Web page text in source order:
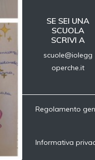
SE SEI UNA
SCUOLA
SCRIVI A
scuole@iolegg
operche.it
Regolamento
Informativa